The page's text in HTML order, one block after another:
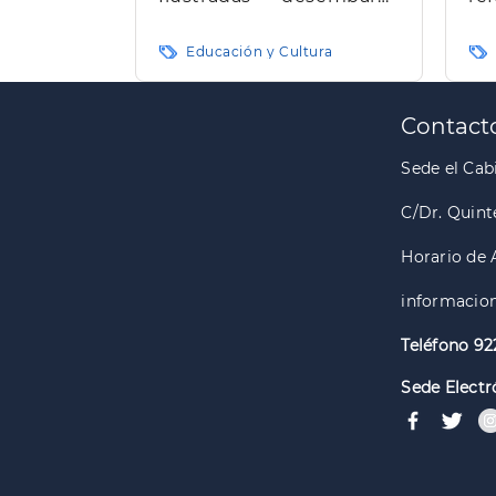
HierroEducación y Cultura
Paginación
Sede el
C/Dr.
Horario de
Teléfono
Sede